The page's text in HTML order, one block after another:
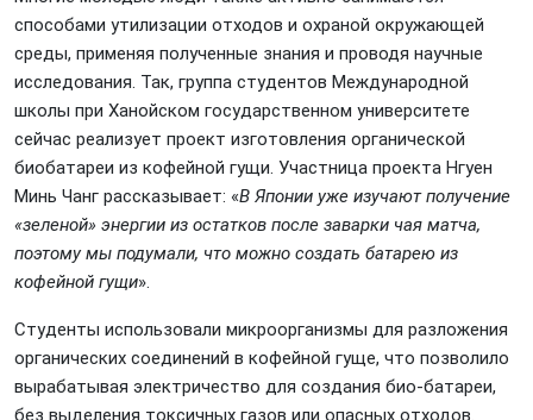
способами утилизации отходов и охраной окружающей
среды, применяя полученные знания и проводя научные
исследования. Так, группа студентов Международной
школы при Ханойском государственном университете
сейчас реализует проект изготовления органической
биобатареи из кофейной гущи. Участница проекта Нгуен
Минь Чанг рассказывает: «В Японии уже изучают получение
«зеленой» энергии из остатков после заварки чая матча,
поэтому мы подумали, что можно создать батарею из
кофейной гущи».
Студенты использовали микроорганизмы для разложения
органических соединений в кофейной гуще, что позволило
вырабатывая электричество для создания био-батареи,
без выделения токсичных газов или опасных отходов.